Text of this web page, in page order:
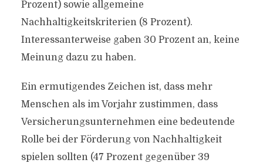
Prozent) sowie allgemeine
Nachhaltigkeitskriterien (8 Prozent).
Interessanterweise gaben 30 Prozent an, keine
Meinung dazu zu haben.
Ein ermutigendes Zeichen ist, dass mehr
Menschen als im Vorjahr zustimmen, dass
Versicherungsunternehmen eine bedeutende
Rolle bei der Förderung von Nachhaltigkeit
spielen sollten (47 Prozent gegenüber 39